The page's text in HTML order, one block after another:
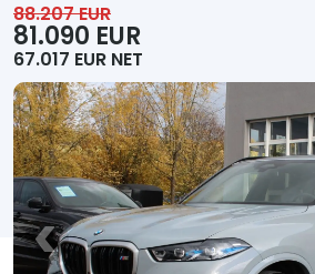
Motociclete
Autoutilitare
Alte tipuri vehicule
Despre Noi
88.207 EUR
81.090 EUR
67.017 EUR NET